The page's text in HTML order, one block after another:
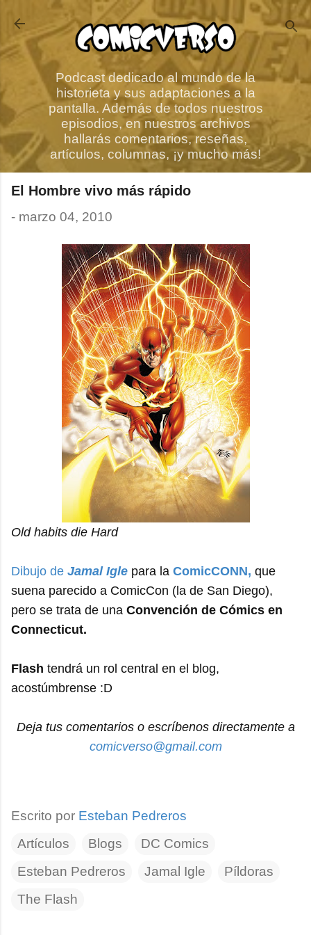
Ir al contenido principal
Podcast dedicado al mundo de la
historieta y sus adaptaciones a la
pantalla. Además de todos nuestros
episodios, en nuestros archivos
hallarás comentarios, reseñas,
artículos, columnas, ¡y mucho más!
El Hombre vivo más rápido
- marzo 04, 2010
Old habits die Hard
Dibujo de Jamal Igle para la ComicCONN, que
suena parecido a ComicCon (la de San Diego),
pero se trata de una Convención de Cómics en
Connecticut.
Flash tendrá un rol central en el blog,
acostúmbrense :D
Deja tus comentarios o escríbenos directamente a
comicverso@gmail.com
Escrito por Esteban Pedreros
Artículos
Blogs
DC Comics
Esteban Pedreros
Jamal Igle
Píldoras
The Flash